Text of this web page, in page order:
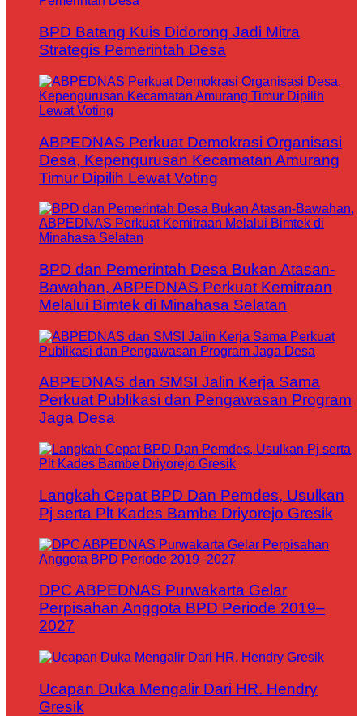
BPD Batang Kuis Didorong Jadi Mitra
Strategis Pemerintah Desa
ABPEDNAS Perkuat Demokrasi Organisasi
Desa, Kepengurusan Kecamatan Amurang
Timur Dipilih Lewat Voting
BPD dan Pemerintah Desa Bukan Atasan-
Bawahan, ABPEDNAS Perkuat Kemitraan
Melalui Bimtek di Minahasa Selatan
ABPEDNAS dan SMSI Jalin Kerja Sama
Perkuat Publikasi dan Pengawasan Program
Jaga Desa
Langkah Cepat BPD Dan Pemdes, Usulkan
Pj serta Plt Kades Bambe Driyorejo Gresik
DPC ABPEDNAS Purwakarta Gelar
Perpisahan Anggota BPD Periode 2019–
2027
Ucapan Duka Mengalir Dari HR. Hendry
Gresik